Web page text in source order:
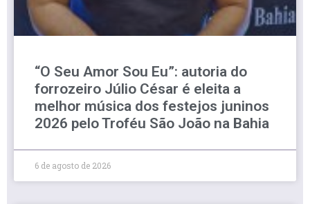
“O Seu Amor Sou Eu”: autoria do
forrozeiro Júlio César é eleita a
melhor música dos festejos juninos
2026 pelo Troféu São João na Bahia
6 de agosto de 2026